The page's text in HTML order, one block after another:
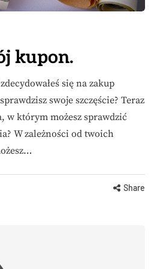
kupon.
się na zakup
swoje szczęście? Teraz
w którym możesz sprawdzić
W zależności od twoich
Share